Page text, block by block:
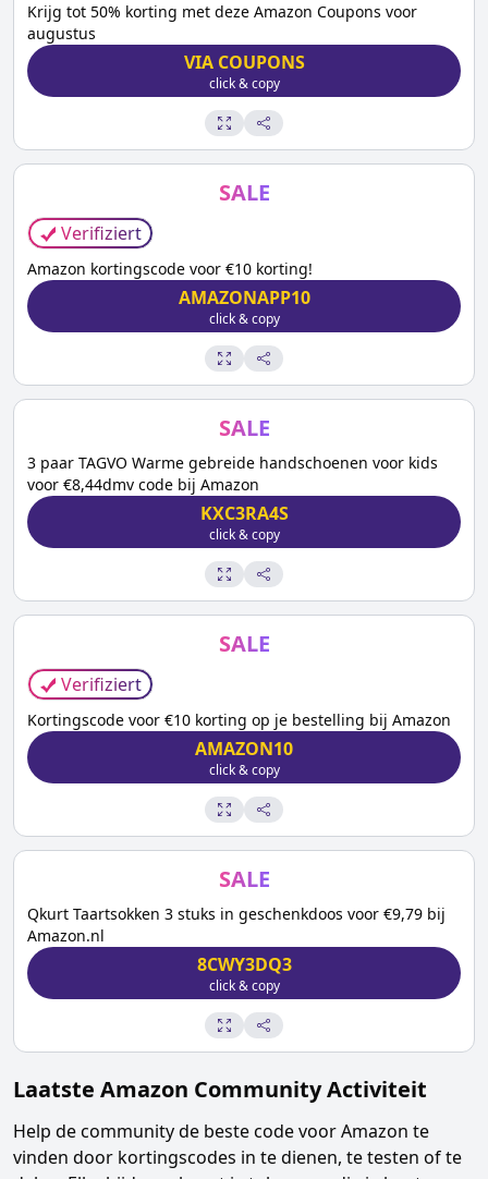
Krijg tot 50% korting met deze Amazon Coupons voor
augustus
VIA COUPONS
click & copy
SALE
Verifiziert
Amazon kortingscode voor €10 korting!
AMAZONAPP10
click & copy
SALE
3 paar TAGVO Warme gebreide handschoenen voor kids
voor €8,44dmv code bij Amazon
KXC3RA4S
click & copy
SALE
Verifiziert
Kortingscode voor €10 korting op je bestelling bij Amazon
AMAZON10
click & copy
SALE
Qkurt Taartsokken 3 stuks in geschenkdoos voor €9,79 bij
Amazon.nl
8CWY3DQ3
click & copy
Laatste Amazon Community Activiteit
Help de community de beste code voorAmazon te
vinden door kortingscodes in te dienen, te testen of te